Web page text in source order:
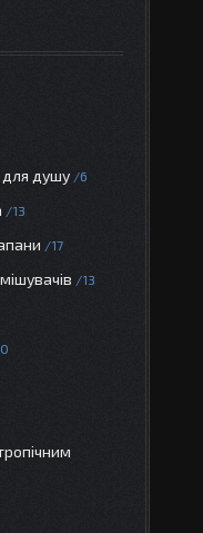
для душу 6
13
17
13